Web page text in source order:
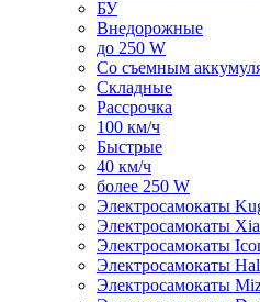
БУ
Внедорожные
до 250 W
Со съемным
Складные
Рассрочка
100 км/ч
Быстрые
40 км/ч
более 250 W
Электросамокаты
Электросамокаты
Электросамокаты
Электросамокаты
Электросамокаты